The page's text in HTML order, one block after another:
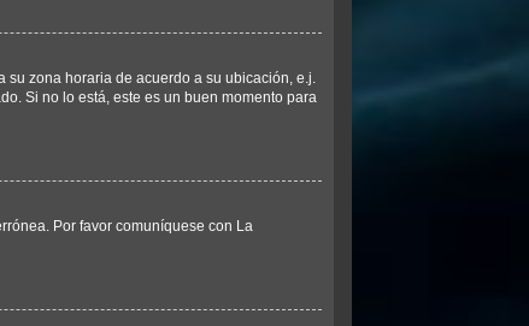
su zona horaria de acuerdo a su ubicación, e.j.
Si no lo está, este es un buen momento para
Por favor comuníquese con La